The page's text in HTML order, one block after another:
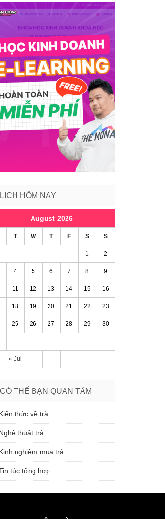
LỊCH HÔM NAY
August 2026
T W T F S S
« Jul
1 2
4 5 6 7 8 9
11 12 13 14 15 16
18 19 20 21 22 23
25 26 27 28 29 30
CÓ THỂ BẠN QUAN TÂM
Kiến thức về trà
Nghệ thuật trà
Kinh nghiệm mua trà
tức tổng hợp